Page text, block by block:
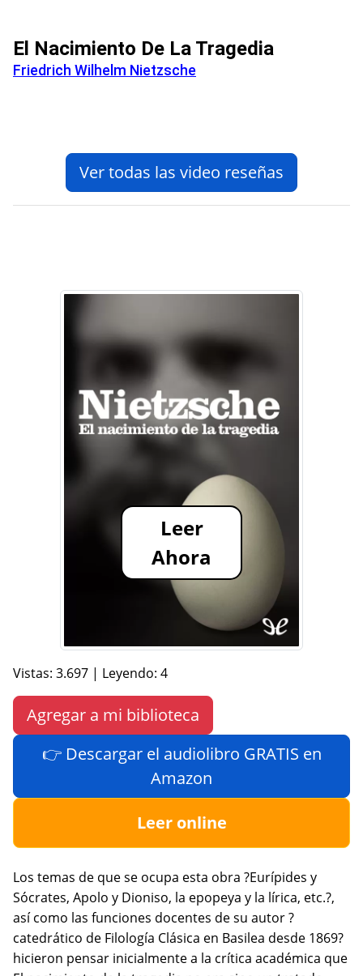
El Nacimiento De La Tragedia
Friedrich Wilhelm Nietzsche
Ver todas las video reseñas
Leer
Ahora
Vistas: 3.697 | Leyendo: 4
Agregar a mi biblioteca
👉 Descargar el audiolibro GRATIS en
Amazon
Leer online
Los temas de que se ocupa esta obra ?Eurípides y
Sócrates, Apolo y Dioniso, la epopeya y la lírica, etc.?,
así como las funciones docentes de su autor ?
catedrático de Filología Clásica en Basilea desde 1869?
hicieron pensar inicialmente a la crítica académica que